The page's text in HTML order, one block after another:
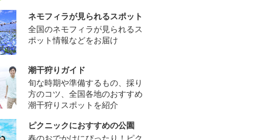
ネモフィラが見られるスポット
全国のネモフィラが見られるス
ポット情報などをお届け
潮干狩りガイド
旬な時期や準備するもの、採り
方のコツ、全国各地のおすすめ
潮干狩りスポットを紹介
ピクニックにおすすめの公園